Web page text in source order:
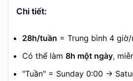
Chi tiết:
28h/tuần = Trung bình 4
Có thể làm 8h một ngày,
"Tuần" = Sunday 0:00 →